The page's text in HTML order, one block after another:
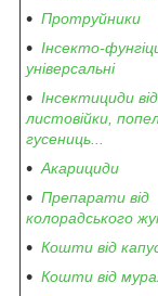
Протруйники
Інсекто-
універсальні
Інсектициди від
листовійки,
гусениць...
Акарициди
Препарати від
колорадського
Кошти від
Кошти від